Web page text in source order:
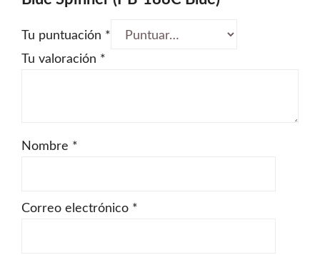
Tu puntuación *
Tu valoración *
Nombre *
Correo electrónico *